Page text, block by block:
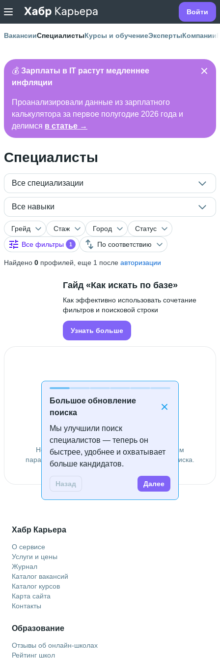
Войти
ВакансииСпециалистыКурсы и обучениеЭкспертыКомпании
💰 Зарплаты в IT растут медленнее
инфляции
Проанализировали данные из зарплатного
калькулятора за первое полугодие 2026 года и
делимся в статье →
Специалисты
Все специализации
Все навыки
Грейд Стаж Город
Статус
Все фильтры
1 По соответствию
Найдено 0 профилей, еще 1 после авторизации
Большое обновление
поиска
Мы улучшили поиск
специалистов — теперь он
быстрее, удобнее и охватывает
больше кандидатов.
Назад Далее
Гайд «Как искать по базе»
Как эффективно использовать сочетание
фильтров и поисковой строки
Узнать больше
Специалисты не найдены
Не удалось найти специалистов по заданным
параметрам. Попробуйте изменить условия поиска.
Хабр Карьера
О сервисе
Услуги и цены
Журнал
Каталог вакансий
Каталог курсов
Карта сайта
Контакты
Образование
Отзывы об онлайн-школах
Рейтинг школ